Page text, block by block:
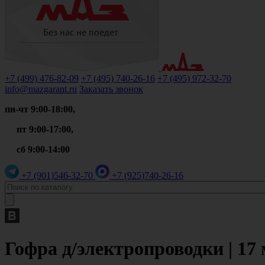
+7 (499) 476-82-09 +7 (495) 740-26-16 +7 (495) 972-32-70
info@mazgarant.ru Заказать звонок
пн-чт 9:00-18:00,
пт 9:00-17:00,
сб 9:00-14:00
+7 (901)546-32-70 +7 (925)740-26-16
Гофра д/электропроводки |